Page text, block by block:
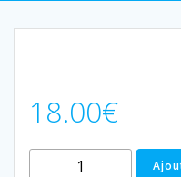
18.00€
quantité